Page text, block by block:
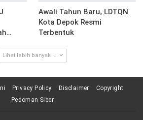
Awali Tahun Baru, LDTQN
Kota Depok Resmi
Terbentuk
Lihat lebih banyak ...
Privacy Policy Disclaimer
Copyright
Pedoman Siber